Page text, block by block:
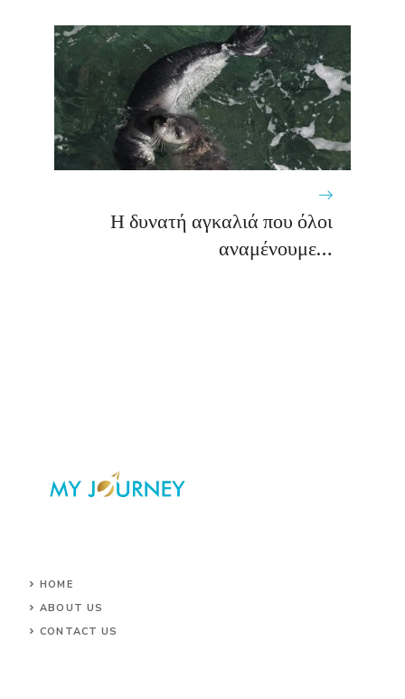
Η δυνατή αγκαλιά που όλοι
αναμένουμε…
HOME
ABOUT US
CONTACT US